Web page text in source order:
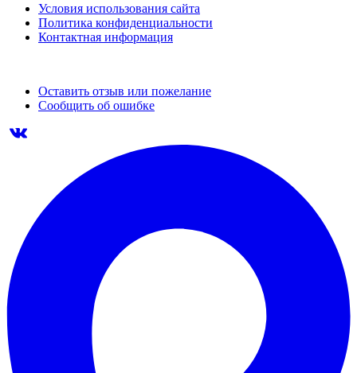
Условия использования сайта
Политика конфиденциальности
Контактная информация
Оставить отзыв или пожелание
Сообщить об ошибке